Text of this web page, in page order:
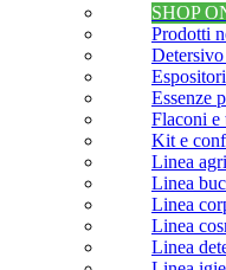
SHOP
Prodotti
Espositori
Essenze
Flaconi e
Kit e
Linea
Linea
Linea
Linea
Linea